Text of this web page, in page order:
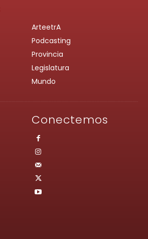
ArteetrA
Podcasting
Provincia
Legislatura
Mundo
Conectemos